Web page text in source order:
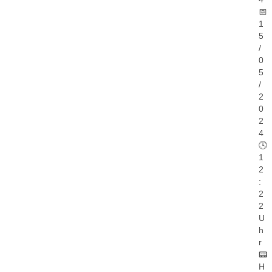
📅
1
5
/
0
5
/
2
0
2
4
🕓
1
2
:
2
2
U
h
r
📟
H